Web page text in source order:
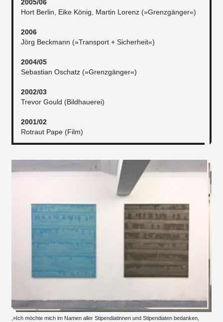
2005/06
Hort Berlin, Eike König, Martin Lorenz (»Grenzgänger«)
2006​
Jörg Beckmann (»Transport + Sicherheit«)
2004/05
Sebastian Oschatz (»Grenzgänger«)
2002/03
Trevor Gould (Bildhauerei)
2001/02
Rotraut Pape (Film)
,»Ich möchte mich im Namen aller Stipendiatinnen und Stipendiaten bedanken,